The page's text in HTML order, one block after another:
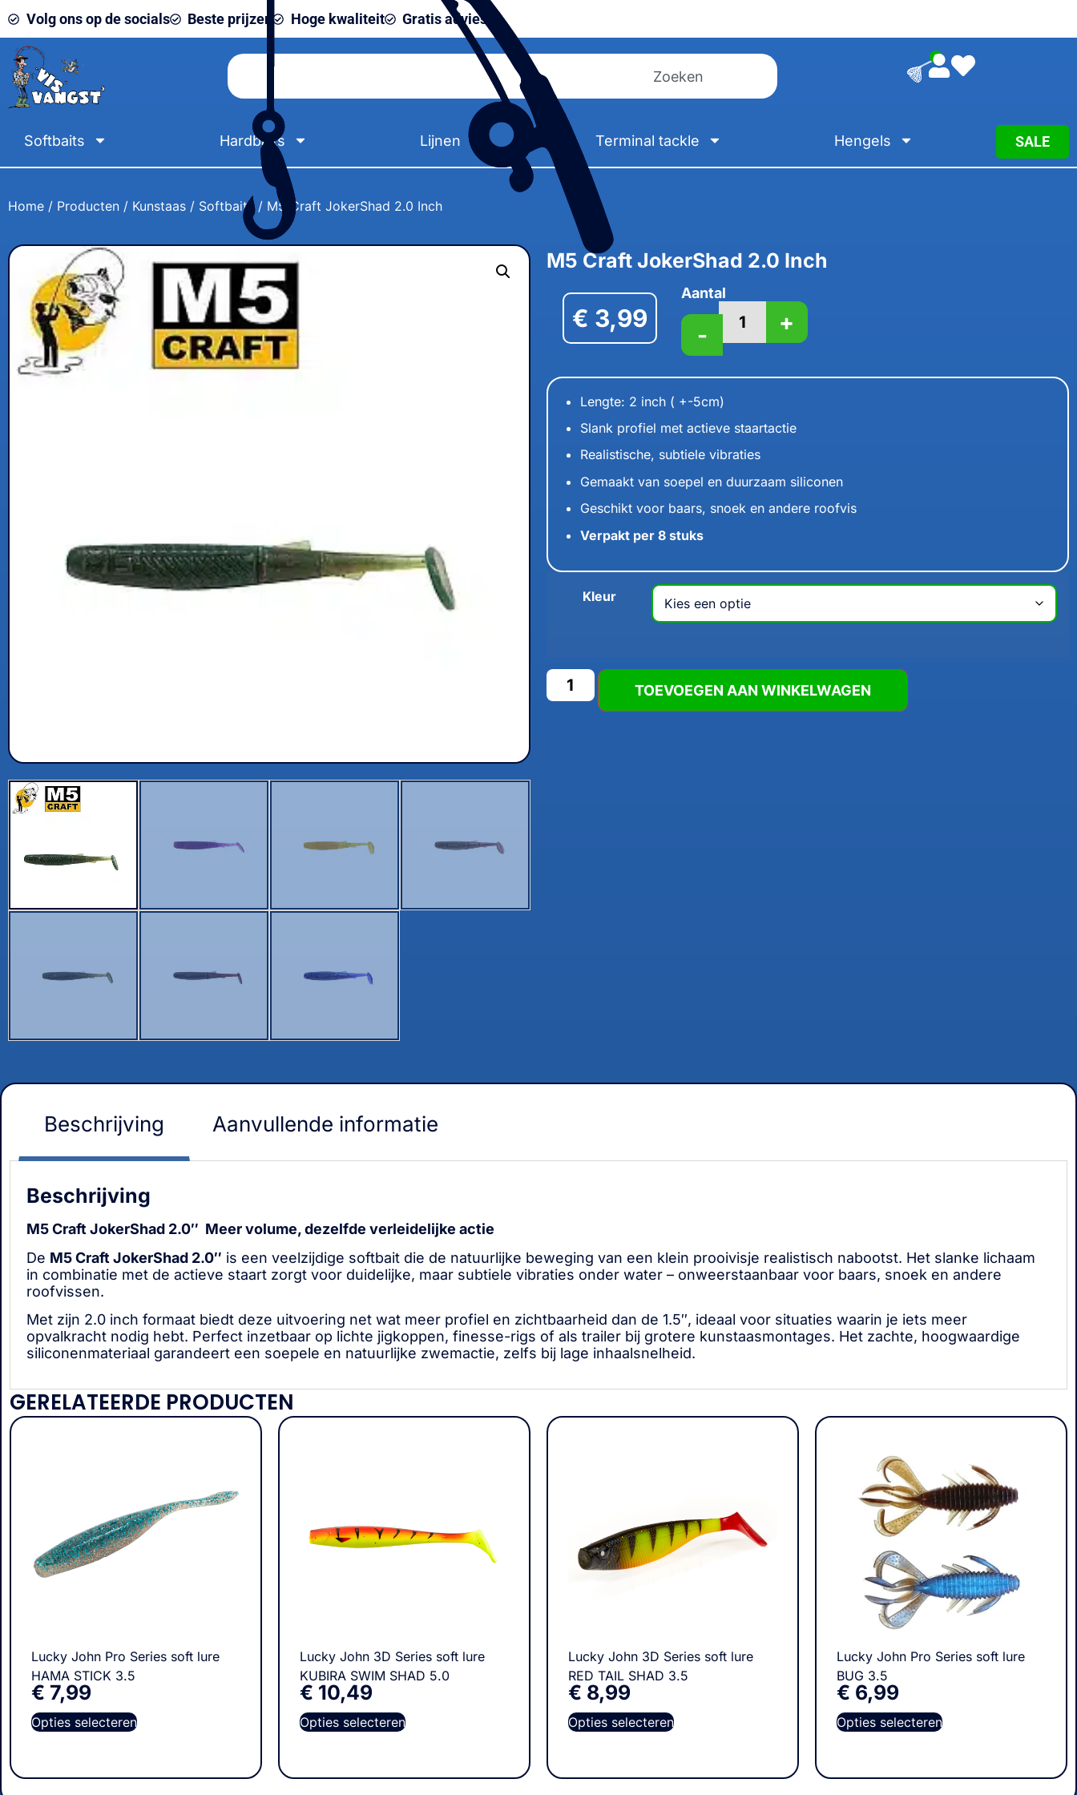
Volg ons op de socials Beste prijzen Hoge kwaliteit Gratis advies
0
Softbaits Hardbaits Lijnen Terminal tackle Hengels SALE
Home / Producten / Kunstaas / Softbaits/ M5 Craft JokerShad 2.0 Inch
M5 Craft JokerShad 2.0 Inch
€ 3,99
Aantal
- +
Lengte: 2 inch ( +-5cm)
Slank profiel met actieve staartactie
Realistische, subtiele vibraties
Gemaakt van soepel en duurzaam siliconen
Geschikt voor baars, snoek en andere roofvis
Verpakt per 8 stuks
Kleur
TOEVOEGEN AAN WINKELWAGEN
Beschrijving Aanvullende informatie
Beschrijving
M5 Craft JokerShad 2.0″ Meer volume, dezelfde verleidelijke actie
De M5 Craft JokerShad 2.0″ is een veelzijdige softbait die de natuurlijke beweging van een klein prooivisje realistisch nabootst. Het slanke lichaam
in combinatie met de actieve staart zorgt voor duidelijke, maar subtiele vibraties onder water – onweerstaanbaar voor baars, snoek en andere
roofvissen.
Met zijn 2.0 inch formaat biedt deze uitvoering net wat meer profiel en zichtbaarheid dan de 1.5″, ideaal voor situaties waarin je iets meer
opvalkracht nodig hebt. Perfect inzetbaar op lichte jigkoppen, finesse-rigs of als trailer bij grotere kunstaasmontages. Het zachte, hoogwaardige
siliconenmateriaal garandeert een soepele en natuurlijke zwemactie, zelfs bij lage inhaalsnelheid.
GERELATEERDE PRODUCTEN
Lucky John Pro Series soft lure
HAMA STICK 3.5
€ 7,99
Opties selecteren
Lucky John 3D Series soft lure
KUBIRA SWIM SHAD 5.0
€ 10,49
Opties selecteren
Lucky John 3D Series soft lure
RED TAIL SHAD 3.5
€ 8,99
Opties selecteren
Lucky John Pro Series soft lure
BUG 3.5
€ 6,99
Opties selecteren